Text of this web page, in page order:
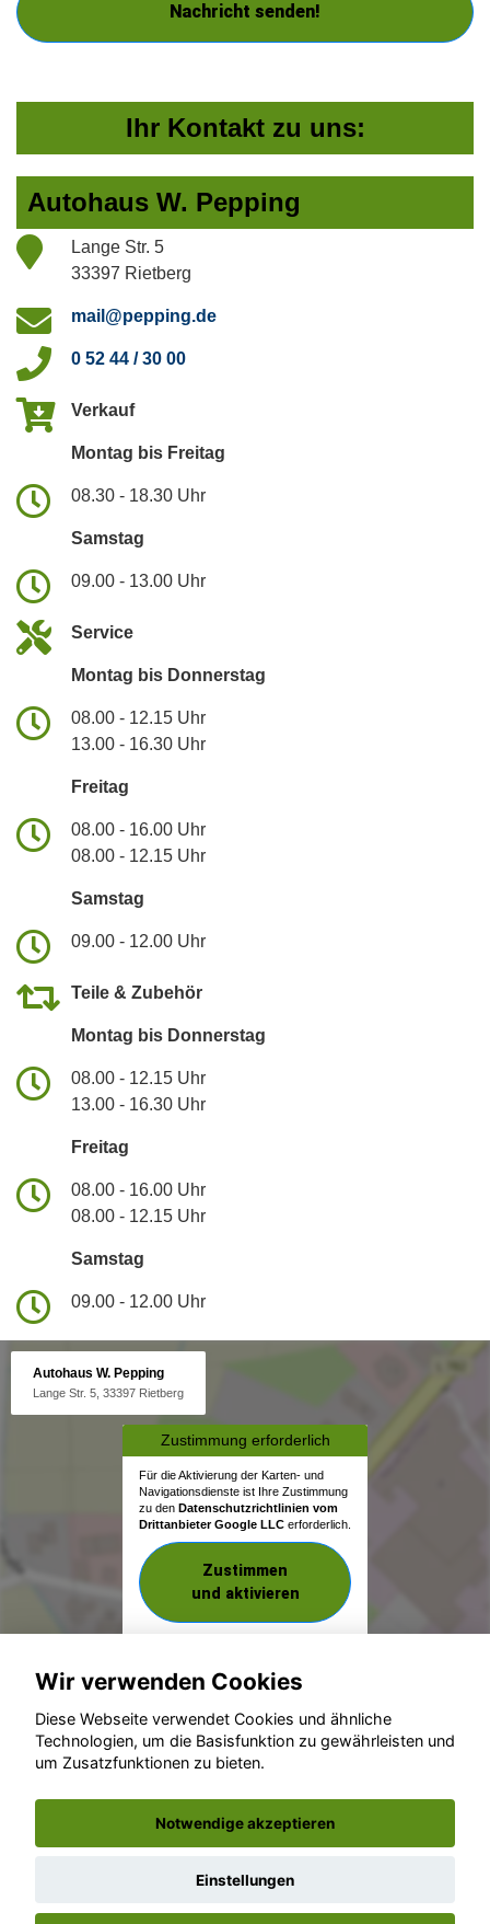
Nachricht senden!
Ihr Kontakt zu uns:
Autohaus W. Pepping
Lange Str. 5
33397 Rietberg
mail@pepping.de
0 52 44 / 30 00
Verkauf
Montag bis Freitag
08.30 - 18.30 Uhr
Samstag
09.00 - 13.00 Uhr
Service
Montag bis Donnerstag
08.00 - 12.15 Uhr
13.00 - 16.30 Uhr
Freitag
08.00 - 16.00 Uhr
08.00 - 12.15 Uhr
Samstag
09.00 - 12.00 Uhr
Teile & Zubehör
Montag bis Donnerstag
08.00 - 12.15 Uhr
13.00 - 16.30 Uhr
Freitag
08.00 - 16.00 Uhr
08.00 - 12.15 Uhr
Samstag
09.00 - 12.00 Uhr
Autohaus W. Pepping
Lange Str. 5, 33397 Rietberg
Zustimmung erforderlich
Für die Aktivierung der Karten- und
Navigationsdienste ist Ihre Zustimmung
zu den Datenschutzrichtlinien vom
Drittanbieter Google LLC erforderlich.
Zustimmen
und aktivieren
© konjunkturmotor.de GmbH 2020 - 2026
Wir verwenden Cookies
Diese Webseite verwendet Cookies und ähnliche
Technologien, um die Basisfunktion zu gewährleisten und
um Zusatzfunktionen zu bieten.
Notwendige akzeptieren
Einstellungen